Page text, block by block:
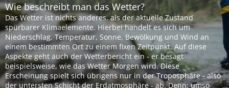
Wie beschreibt man das Wetter?
Das Wetter ist nichts anderes, als der aktuelle Zustand
spürbarer Klimaelemente. Hierbei handelt es sich um
Niederschlag, Temperatur, Sonne, Bewölkung und Wind an
einem bestimmten Ort zu einem fixen Zeitpunkt. Auf diese
Aspekte geht auch der Wetterbericht ein - er besagt
beispielsweise, wie das Wetter Morgen wird. Diese
Erscheinung spielt sich übrigens nur in der Troposphäre - also
der untersten Schicht der Erdatmosphäre - ab. Denn: umso